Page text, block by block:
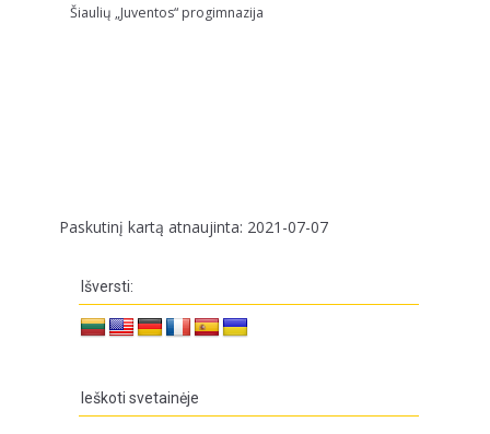
Šiaulių „Juventos“ progimnazija
Paskutinį kartą atnaujinta: 2021-07-07
Išversti:
Ieškoti svetainėje